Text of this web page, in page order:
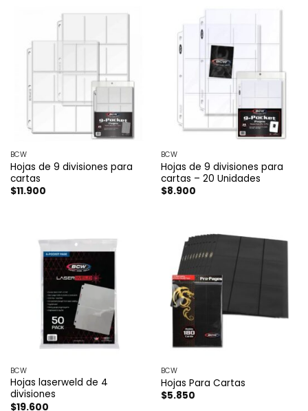
BCW
Hojas de 9 divisiones para
cartas
$11.900
BCW
Hojas de 9 divisiones para
cartas – 20 Unidades
$8.900
BCW
Hojas laserweld de 4
divisiones
$19.600
BCW
Hojas Para Cartas
$5.850